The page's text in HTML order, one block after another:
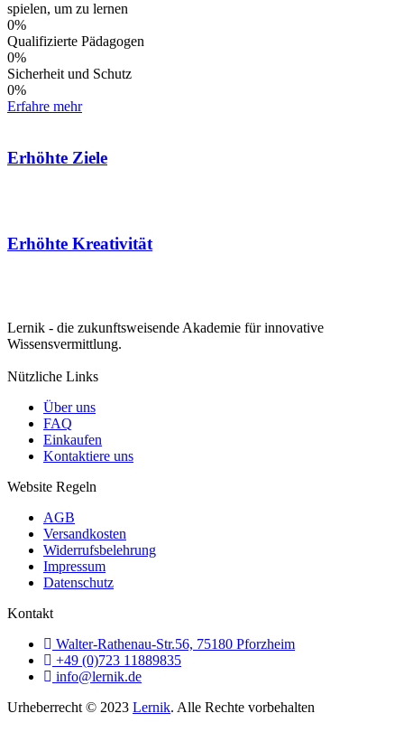
spielen, um zu lernen
0%
Qualifizierte Pädagogen
0%
Sicherheit und Schutz
0%
Erfahre mehr
Erhöhte Ziele
Erhöhte Kreativität
Lernik - die zukunftsweisende Akademie für innovative
Wissensvermittlung.
Nützliche Links
Über uns
FAQ
Einkaufen
Kontaktiere uns
Website Regeln
AGB
Versandkosten
Widerrufsbelehrung
Impressum
Datenschutz
Kontakt
Walter-Rathenau-Str.56, 75180 Pforzheim
+49 (0)723 11889835
info@lernik.de
Urheberrecht © 2023 Lernik. Alle Rechte vorbehalten